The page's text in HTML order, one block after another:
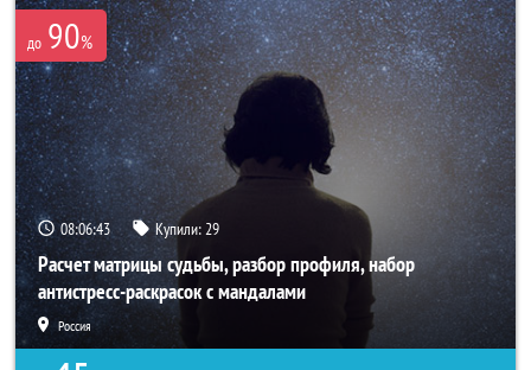
до 90%
08:06:40 Купили:29
Расчет матрицы судьбы, разбор профиля, набор
антистресс-раскрасок с мандалами
Россия